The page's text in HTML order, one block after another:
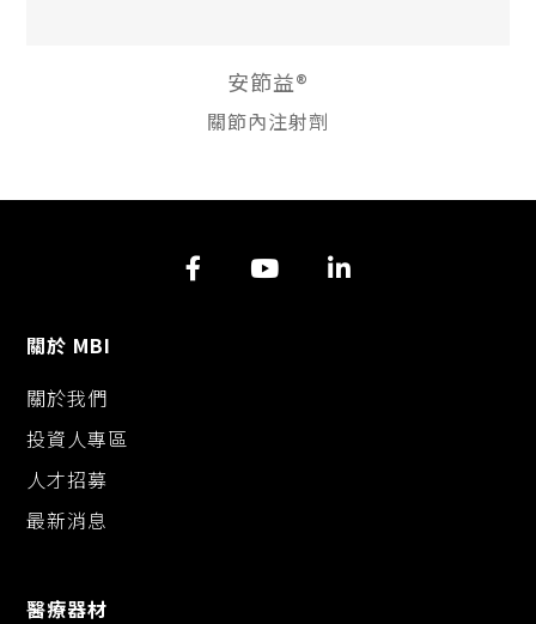
安節益®
關節內注射劑
關於 MBI
關於我們
投資人專區
人才招募
最新消息
醫療器材